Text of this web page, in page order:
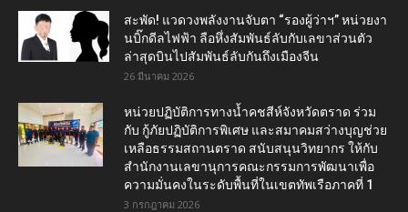
สะพัด! แวดวงพลังงานจับตา “รองผู้ว่าฯ” หน่วยงา
นบิ๊กดีลไฟฟ้า ลือหึ่งสัมพันธ์ลับกับเลขาส่วนตัว
ล่าสุดบินไปสัมพันธ์ลับกันถึงเมืองจีน
26 มีนาคม 2026
หน่วยปฏิบัติการทางน้ำคชสีห์จังหวัดตราด ร่วม
กับ กู้ภัยปฏิบัติการพิเศษ และสมาคมสว่างบุญช่วย
เหลือธรรมสถานตราด สนับสนุนวิทยากร ให้กับ
สำนักงานเลขานุการคณะกรรมการพัฒนาเพื่อ
ความมั่นคงในระดับพื้นที่ในเขตทัพเรือภาคที่ 1
3 กรกฎาคม 2026